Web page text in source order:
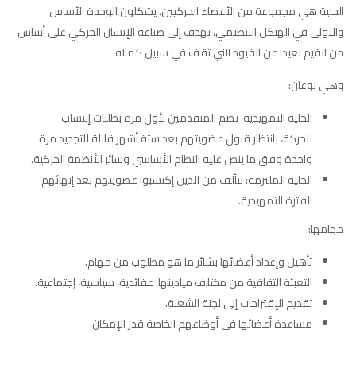
الخلية هي مجموعة من الأعضاء الحركيين، يشكلون الوحدة الأساس
والاولى في الهيكل التنظيمي، تهدف إلى صناعة الإنسان الحركي على أساس
من القيم بعيدا عن القيود التي تقف في سبيل كماله.
وهي نوعان:
الخلية التمهيدية: تضم المتقدمين لأول مرة بطلبات إنتساب
للحركة، بانتظار قبول عضويتهم بعد ستة أشهر قابلة للتجديد مرة
واحدة وفق ما ينص عليه النظام الأساسي وسائر الأنظمة الحركية.
الخلية الملتزمة: تتألف من الذين إكتسبوا عضويتهم بعد إنهائهم
الفترة التمهيدية.
مهامها:
تأهيل وإعداد أعضائها بشائر ما هو مطلوب من مهام.
التعبئة الثقافية من مختلف ميادينها: عقائدية، سياسية، إجتماعية.
تقديم الإقتراحات إلى لجنة الشعبة.
مساعدة أعضائها في أوضاعهم الخاصة قدر الإمكان.